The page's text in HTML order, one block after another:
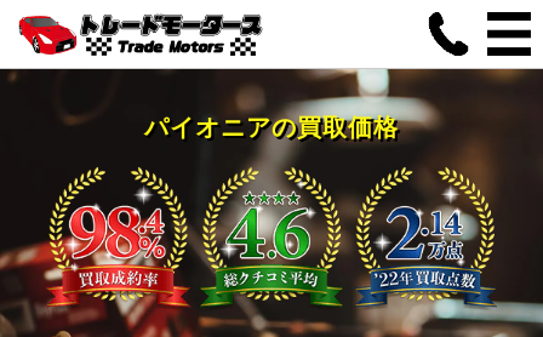
パイオニアの買取価格